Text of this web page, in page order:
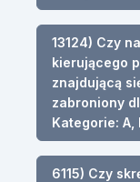
13124) Czy
kierującego
znajdującą
zabroniony
Kategorie: A,
6115) Czy